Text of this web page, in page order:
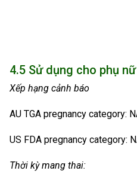
4.5 Sử dụng cho phụ
Xếp hạng cảnh báo
AU TGA pregnancy category:
US FDA pregnancy category:
Thời kỳ mang thai: